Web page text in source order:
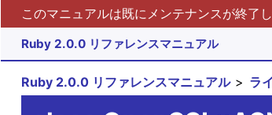
このマニュアルは既にメンテナンスが終了
Ruby 2.0.0 リファレンスマニュアル
Ruby 2.0.0 リファレンスマニュアル ラ